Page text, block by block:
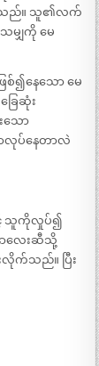
ရသည်။ သူ၏လက်
မျှကို မေ
၍နေသော မေ
ြေဆုံး
သော
ာလုပ်နေတာလဲ
သူကိုလှုပ်၍
လေးဆီသို့
လိုက်သည်။ ပြီး